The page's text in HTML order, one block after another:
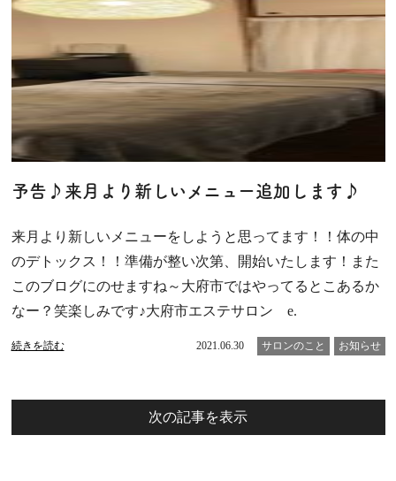
予告♪来月より新しいメニュー追加します♪
来月より新しいメニューをしようと思ってます！！体の中
のデトックス！！準備が整い次第、開始いたします！また
このブログにのせますね～大府市ではやってるとこあるか
なー？笑楽しみです♪大府市エステサロン e.
続きを読む 2021.06.30 サロンのこと お知らせ
次の記事を表示